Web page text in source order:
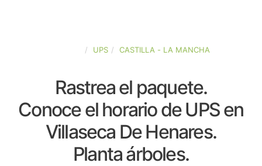
UPS CASTILLA - LA MANCHA
Rastrea el paquete.
Conoce el horario de UPS en
Villaseca De Henares.
Planta árboles.